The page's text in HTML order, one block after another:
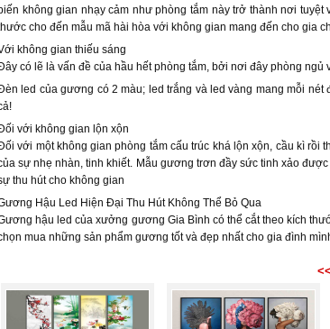
không gian nhạy cảm như phòng tắm này trở thành nơi
cho đến mẫu mã hài hòa với không gian mang đến cho gia
không gian thiếu sáng
có lẽ là vấn đề của hầu hết phòng tắm, bởi nơi đây phòng
led của gương có 2 màu; led trắng và led vàng mang mỗi
với không gian lộn xộn
với một không gian phòng tắm cấu trúc khá lộn xộn, cầu kì
sự nhẹ nhàn, tinh khiết. Mẫu gương trơn đầy sức tinh xảo
thu hút cho không gian
Hậu Led Hiện Đại Thu Hút Không Thể Bỏ Qua
hậu led của xưởng gương Gia Bình có thể cắt theo kích
mua những sản phẩm gương tốt và đẹp nhất cho gia đình